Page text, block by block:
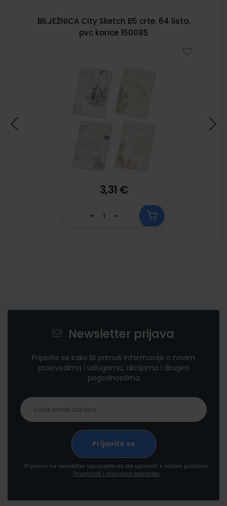
BILJEŽNICA City Sketch B5 crte, 64 lista,
pvc korice 150085
3,31 €
Newsletter prijava
Prijavite se kako bi primali informacije o novim
proizvodima i uslugama, akcijama i drugim
pogodnostima
Prijavom na newsletter izjavljujete da ste upoznati s našom politikom
Privatnosti i sigurnosti podataka